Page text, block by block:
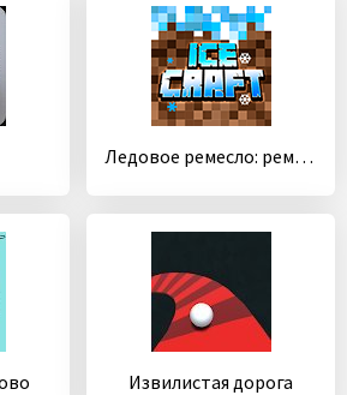
Ледовое ремесло: ремесло и выживание
Извилистая дорога